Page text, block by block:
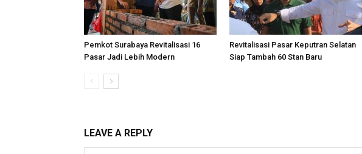
Pemkot Surabaya Revitalisasi 16
Pasar Jadi Lebih Modern
Revitalisasi Pasar Keputran Selatan
Siap Tambah 60 Stan Baru
LEAVE A REPLY